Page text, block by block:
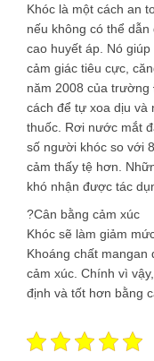
Khóc là một cách an
nếu không có thể
cao huyết áp. Nó
cảm giác tiêu cực,
năm 2008 của trường
cách để tự xoa dịu và
thuốc. Rơi nước mắt
số người khóc so với
cảm thấy tệ hơn.
khó nhận được tác
?Cân bằng cảm xúc
Khóc sẽ làm giảm
Khoáng chất mangan
cảm xúc. Chính vì
định và tốt hơn bằng